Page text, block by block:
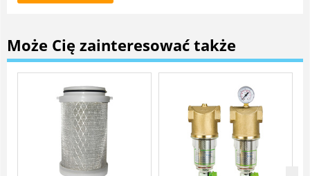
Może Cię zainteresować także